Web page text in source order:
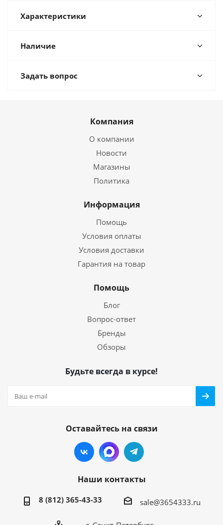
Характеристики
Наличие
Задать вопрос
Компания
О компании
Новости
Магазины
Политика
Информация
Помощь
Условия оплаты
Условия доставки
Гарантия на товар
Помощь
Блог
Вопрос-ответ
Бренды
Обзоры
Будьте всегда в курсе!
Оставайтесь на связи
Наши контакты
8 (812) 365-43-33 sale@3654333.ru